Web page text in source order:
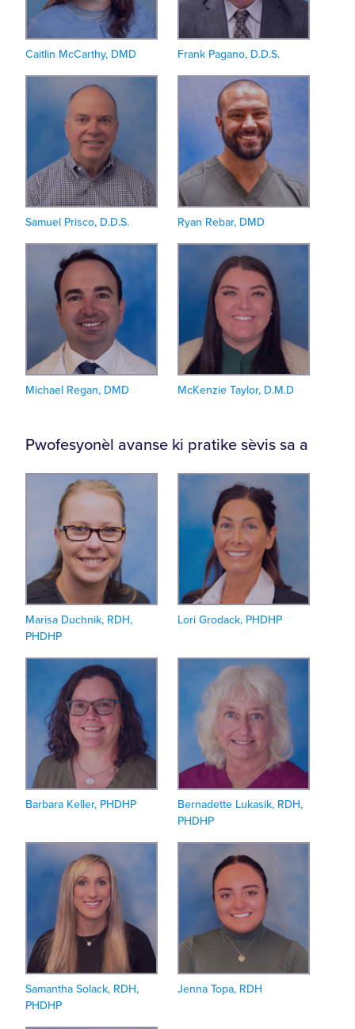
Caitlin McCarthy, DMD Frank Pagano, D.D.S.
Samuel Prisco, D.D.S. Ryan Rebar, DMD
Michael Regan, DMD McKenzie Taylor, D.M.D
Pwofesyonèl avanse ki pratike sèvis sa a
Marisa Duchnik, RDH,
PHDHP
Lori Grodack, PHDHP
Barbara Keller, PHDHP
Bernadette Lukasik, RDH,
PHDHP
Samantha Solack, RDH,
PHDHP
Jenna Topa, RDH